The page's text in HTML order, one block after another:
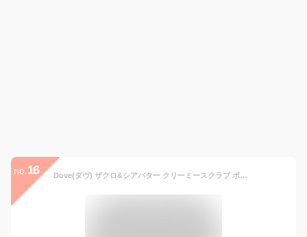
no. 16 Dove(ダヴ) ザクロ&シアバター クリーミースクラブ ボディ 本体 298g